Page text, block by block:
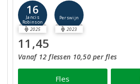
16
Jancis
Robinson
2025
Perswijn
2023
11,45
Vanaf 12 flessen 10,50 per fles
Fles